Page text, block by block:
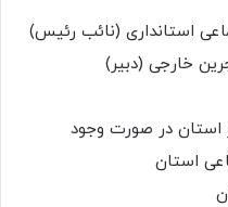
استانداری (نائب رئیس)
خارجی (دبیر)
استان در صورت وجود
استان